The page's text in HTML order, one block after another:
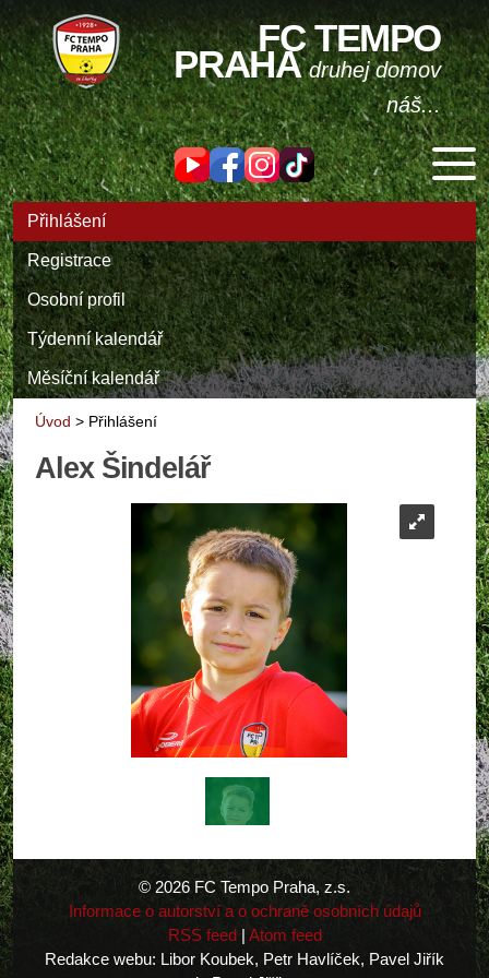
FC TEMPO
PRAHAdruhej domov
náš...
Přihlášení
Registrace
Osobní profil
Týdenní kalendář
Měsíční kalendář
Úvod > Přihlášení
Alex Šindelář
© 2026 FC Tempo Praha, z.s.
Informace o autorství a o ochraně osobních údajů
RSS feed
Atom feed
Redakce webu: Libor Koubek, Petr Havlíček, Pavel Jiřík